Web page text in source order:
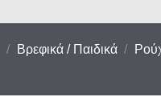
/ Βρεφικά / Παιδικά /